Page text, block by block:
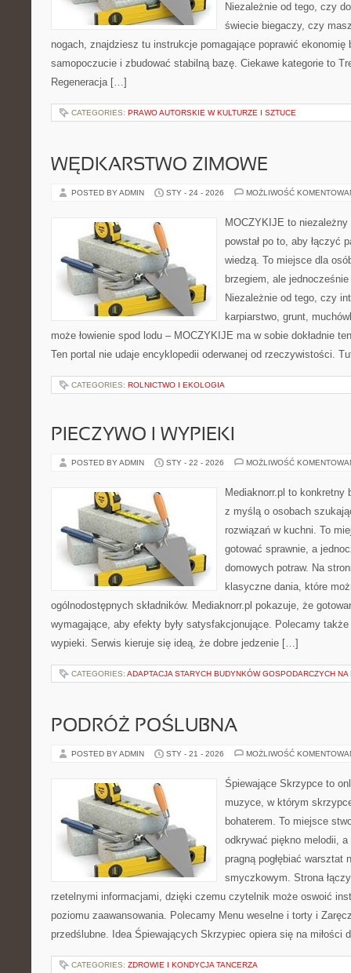
Niezależnie od tego, czy
świecie biegaczy, czy
nogach, znajdziesz tu instrukcje pomagające poprawić ekonomię
samopoczucie i zbudować stabilną bazę. Ciekawe kategorie to
Regeneracja […]
CATEGORIES: PRAWO AUTORSKIE W KULTURZE I SZTUCE
WĘDKARSTWO ZIMOWE
POSTED BY ADMIN STY - 24 - 2026 MOŻLIWOŚĆ
MOCZYKIJE to
powstał po to, aby łączyć
wiedzą. To miejsce dla
brzegiem, ale
Niezależnie od tego, czy
karpiarstwo, grunt,
może łowienie spod lodu – MOCZYKIJE ma w sobie dokładnie
Ten portal nie udaje encyklopedii oderwanej od rzeczywistości.
CATEGORIES: ROLNICTWO I EKOLOGIA
PIECZYWO I WYPIEKI
POSTED BY ADMIN STY - 22 - 2026 MOŻLIWOŚĆ
Mediaknorr.pl to konkretny
z myślą o osobach
rozwiązań w kuchni. To
gotować sprawnie, a
domowych potraw. Na
klasyczne dania, które
ogólnodostępnych składników. Mediaknorr.pl pokazuje, że
wymagające, aby efekty były satysfakcjonujące. Polecamy
wypieki. Serwis kieruje się ideą, że dobre jedzenie […]
CATEGORIES: ADAPTACJA STARYCH BUDYNKÓW GOSPODARCZYCH
PODRÓŻ POŚLUBNA
POSTED BY ADMIN STY - 21 - 2026 MOŻLIWOŚĆ
Śpiewające Skrzypce to
muzyce, w którym
bohaterem. To miejsce
odkrywać piękno melodii,
pragną pogłębiać warsztat
smyczkowym. Strona
rzetelnymi informacjami, dzięki czemu czytelnik może oswoić
poziomu zaawansowania. Polecamy Menu weselne i torty i
przedślubne. Idea Śpiewających Skrzypiec opiera się na miłości
CATEGORIES: ZDROWIE I KONDYCJA TANCERZA